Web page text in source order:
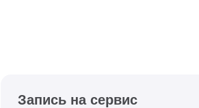
Запись на сервис